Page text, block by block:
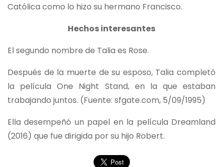
Católica como lo hizo su hermano Francisco.
Hechos interesantes
El segundo nombre de Talia es Rose.
Después de la muerte de su esposo, Talia completó
la película One Night Stand, en la que estaban
trabajando juntos. (Fuente: sfgate.com, 5/09/1995)
Ella desempeñó un papel en la película Dreamland
(2016) que fue dirigida por su hijo Robert.